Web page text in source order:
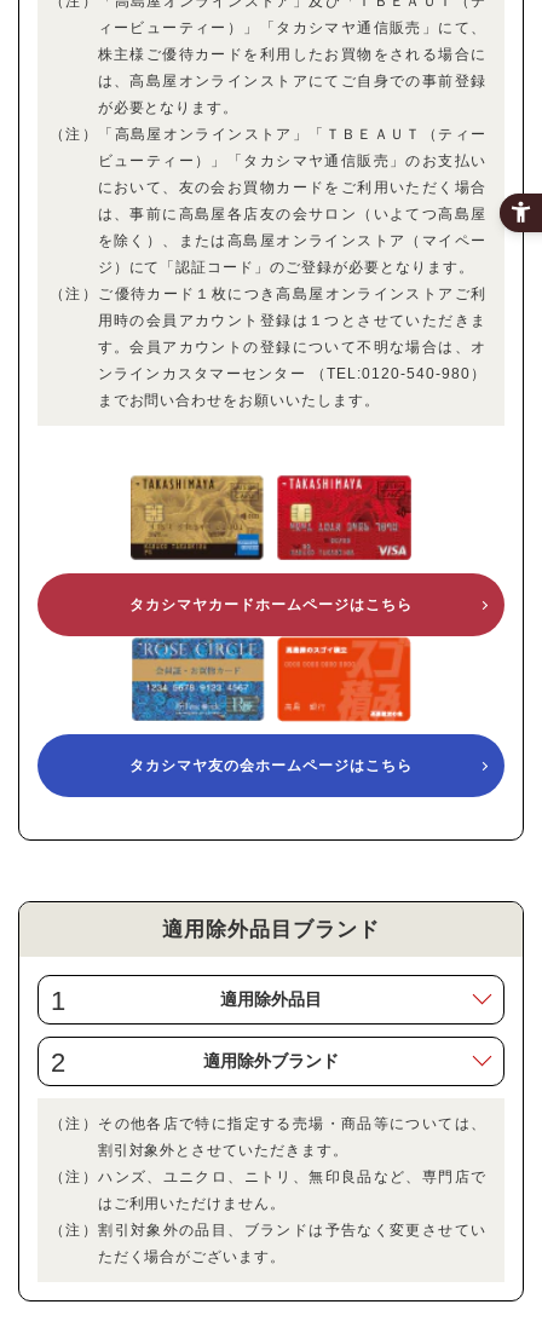
ィービューティー）」「タカシマヤ通信販売」にて、
株主様ご優待カードを利用したお買物をされる場合に
は、高島屋オンラインストアにてご自身での事前登録
が必要となります。
（注）「高島屋オンラインストア」「ＴＢＥＡＵＴ（ティー
ビューティー）」「タカシマヤ通信販売」のお支払い
において、友の会お買物カードをご利用いただく場合
は、事前に高島屋各店友の会サロン（いよてつ高島屋
を除く）、または高島屋オンラインストア（マイペー
ジ）にて「認証コード」のご登録が必要となります。
（注）ご優待カード１枚につき高島屋オンラインストアご利
用時の会員アカウント登録は１つとさせていただきま
す。会員アカウントの登録について不明な場合は、オ
ンラインカスタマーセンター （TEL:0120-540-980）
までお問い合わせをお願いいたします。
タカシマヤカードホームページはこちら
タカシマヤ友の会ホームページはこちら
適用除外品目ブランド
1 適用除外品目
2 適用除外ブランド
（注）その他各店で特に指定する売場・商品等については、
割引対象外とさせていただきます。
（注）ハンズ、ユニクロ、ニトリ、無印良品など、専門店で
はご利用いただけません。
（注）割引対象外の品目、ブランドは予告なく変更させてい
ただく場合がございます。